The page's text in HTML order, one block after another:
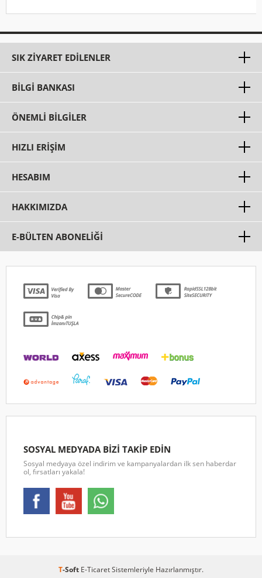
SIK ZIYARET EDILENLER
BILGI BANKASI
ÖNEMLI BILGILER
HIZLI ERIŞIM
HESABIM
HAKKIMIZDA
E-BÜLTEN ABONELİĞİ
SOSYAL MEDYADA BİZİ TAKİP EDİN
Sosyal medyaya özel indirim ve kampanyalardan ilk sen haberdar
ol, fırsatları yakala!
T-Soft E-TicaretSistemleriyle Hazırlanmıştır.